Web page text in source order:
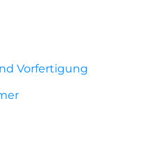
Vorfertigung